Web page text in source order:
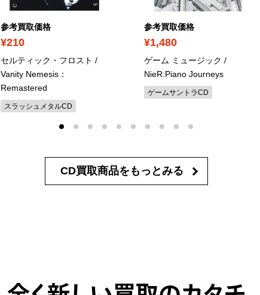
参考買取価格
¥210
セルティック・フロスト /
Vanity Nemesis：
Remastered
スラッシュメタルCD
参考買取価格
¥1,480
ゲーム ミュージック /
NieR:Piano Journeys
ゲームサントラCD
CD買取商品を もっとみる